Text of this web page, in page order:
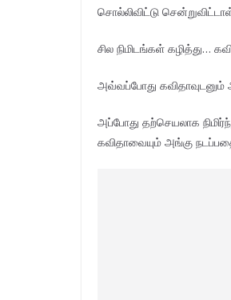
சொல்லிவிட்டு
சில நிமிடங்கள்
அவ்வப்போது கவிதாவுடனும்
அப்போது தற்செயலாக
கவிதாவையும் அங்கு